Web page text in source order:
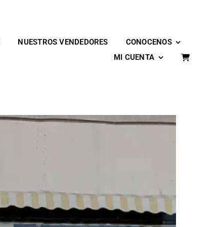
NUESTROS VENDEDORES
CONOCENOS
MI CUENTA